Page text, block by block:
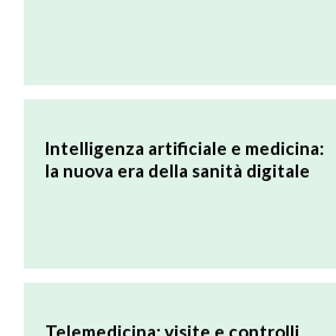
Intelligenza artificiale e medicina:
la nuova era della sanità digitale
Telemedicina: visite e controlli